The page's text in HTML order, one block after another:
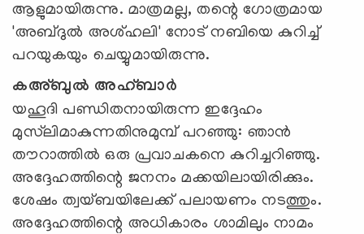
ആളുമായിരുന്നു. മാത്രമല്ല, തന്റെ ഗോത്രമായ
'അബ്ദുല്‍ അശ്ഹലി' നോട് നബിയെ കുറിച്ച്
പറയുകയും ചെയ്യുമായിരുന്നു.
കഅ്ബുല്‍ അഹ്ബാര്‍
യഹൂദി പണ്ഡിതനായിരുന്ന ഇദ്ദേഹം
മുസ്‍ലിമാകുന്നതിനുമുമ്പ് പറഞ്ഞു: ഞാന്‍
തൗറാത്തില്‍ ഒരു പ്രവാചകനെ കുറിച്ചറിഞ്ഞു.
അദ്ദേഹത്തിന്റെ ജനനം മക്കയിലായിരിക്കും.
ശേഷം ത്വയ്ബയിലേക്ക് പലായണം നടത്തും.
അദ്ദേഹത്തിന്റെ അധികാരം ശാമിലും നാമം